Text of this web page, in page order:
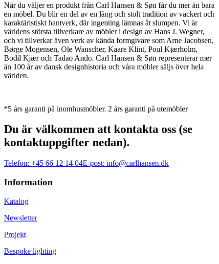
När du väljer en produkt från Carl Hansen & Søn får du mer än bara
en möbel. Du blir en del av en lång och stolt tradition av vackert och
karaktäristiskt hantverk, där ingenting lämnas åt slumpen. Vi är
världens största tillverkare av möbler i design av Hans J. Wegner,
och vi tillverkar även verk av kända formgivare som Arne Jacobsen,
Børge Mogensen, Ole Wanscher, Kaare Klint, Poul Kjærholm,
Bodil Kjær och Tadao Ando. Carl Hansen & Søn representerar mer
än 100 år av dansk designhistoria och våra möbler säljs över hela
världen.
*5 års garanti på inomhusmöbler. 2 års garanti på utemöbler
Du är välkommen att kontakta oss (se
kontaktuppgifter nedan).
Telefon: +45 66 12 14 04E-post: info@carlhansen.dk
Information
Katalog
Newsletter
Projekt
Bespoke lighting